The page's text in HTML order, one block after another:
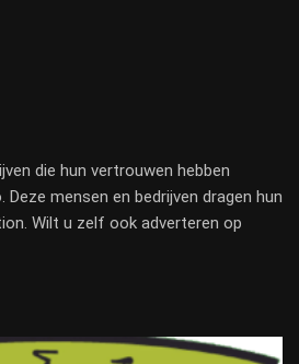
die hun vertrouwen hebben
Deze mensen en bedrijven dragen hun
Wilt u zelf ook adverteren op